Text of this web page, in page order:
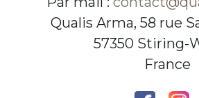
Qualis Arma, 58 rue
57350 Stiring-
France